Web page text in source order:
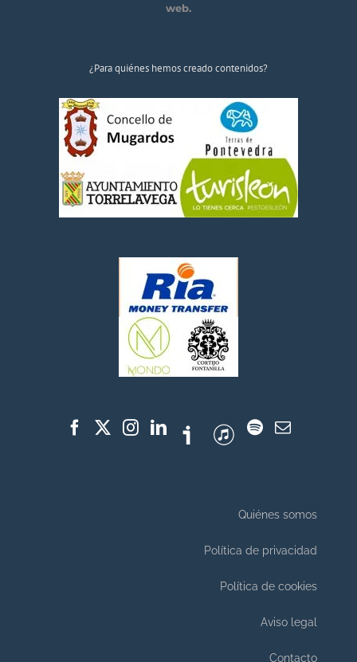
web.
¿Para quiénes hemos creado contenidos?
Quiénes somos
Política de privacidad
Política de cookies
Aviso legal
Contacto